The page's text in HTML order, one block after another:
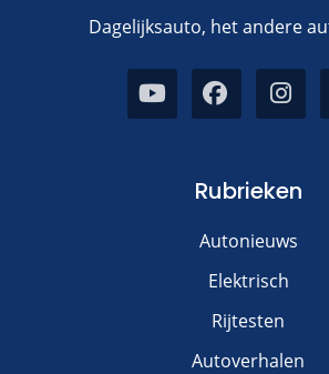
Dagelijksauto, het andere
Rubrieken
Autonieuws
Elektrisch
Rijtesten
Autoverhalen